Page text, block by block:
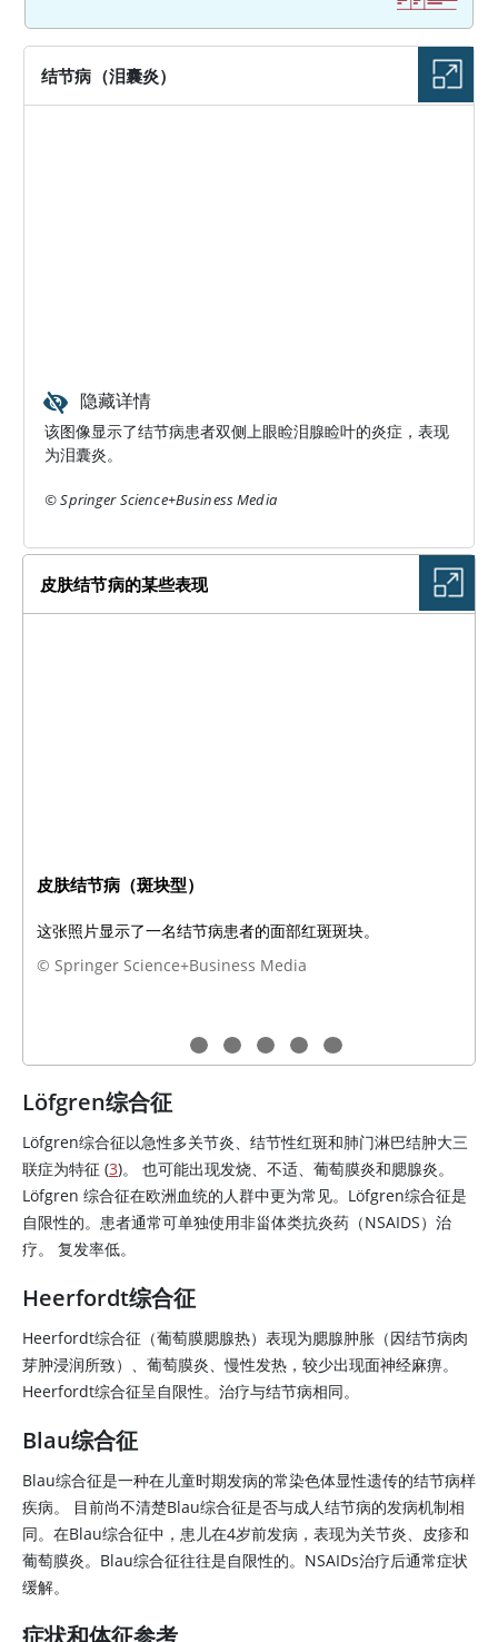
结节病（泪囊炎）
隐藏详情
该图像显示了结节病患者双侧上眼睑泪腺睑叶的炎症，表现
为泪囊炎。
© Springer Science+Business Media
皮肤结节病的某些表现
皮肤结节病（斑块型）
这张照片显示了一名结节病患者的面部红斑斑块。
© Springer Science+Business Media
Löfgren综合征
Löfgren综合征以急性多关节炎、结节性红斑和肺门淋巴结肿大三
联症为特征 (3)。 也可能出现发烧、不适、葡萄膜炎和腮腺炎。
Löfgren 综合征在欧洲血统的人群中更为常见。Löfgren综合征是
自限性的。患者通常可单独使用非甾体类抗炎药（NSAIDS）治
疗。 复发率低。
Heerfordt综合征
Heerfordt综合征（葡萄膜腮腺热）表现为腮腺肿胀（因结节病肉
芽肿浸润所致）、葡萄膜炎、慢性发热，较少出现面神经麻痹。
Heerfordt综合征呈自限性。治疗与结节病相同。
Blau综合征
Blau综合征是一种在儿童时期发病的常染色体显性遗传的结节病样
疾病。 目前尚不清楚Blau综合征是否与成人结节病的发病机制相
同。在Blau综合征中，患儿在4岁前发病，表现为关节炎、皮疹和
葡萄膜炎。Blau综合征往往是自限性的。NSAIDs治疗后通常症状
缓解。
症状和体征参考